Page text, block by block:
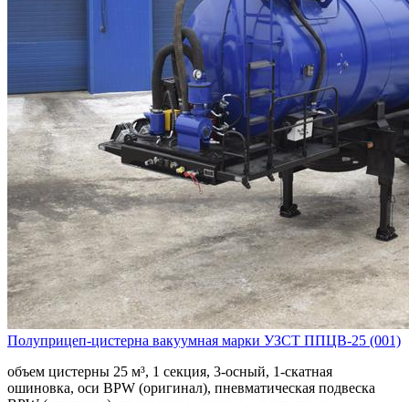
Полуприцеп-цистерна вакуумная марки УЗСТ ППЦВ-25 (001)
объем цистерны 25 м³, 1 секция, 3-осный, 1-скатная
ошиновка, оси BPW (оригинал), пневматическая подвеска